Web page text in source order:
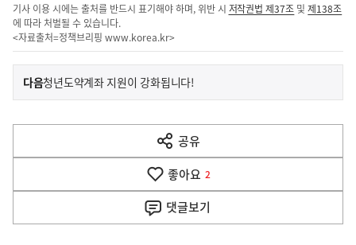
기사 이용 시에는 출처를 반드시 표기해야 하며, 위반 시 저작권법 제37조 및제138조
에 따라 처벌될 수 있습니다.
<자료출처=정책브리핑 www.korea.kr>
이
전
다
음
다음기
청년도약계좌 지원이 강화됩니다!
공유
열
기
좋아요 2
댓글보기